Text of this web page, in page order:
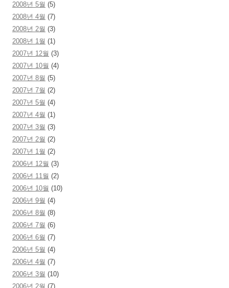
2008년 5월 (5)
2008년 4월 (7)
2008년 2월 (3)
2008년 1월 (1)
2007년 12월 (3)
2007년 10월 (4)
2007년 8월 (5)
2007년 7월 (2)
2007년 5월 (4)
2007년 4월 (1)
2007년 3월 (3)
2007년 2월 (2)
2007년 1월 (2)
2006년 12월 (3)
2006년 11월 (2)
2006년 10월 (10)
2006년 9월 (4)
2006년 8월 (8)
2006년 7월 (6)
2006년 6월 (7)
2006년 5월 (4)
2006년 4월 (7)
2006년 3월 (10)
2006년 2월 (7)